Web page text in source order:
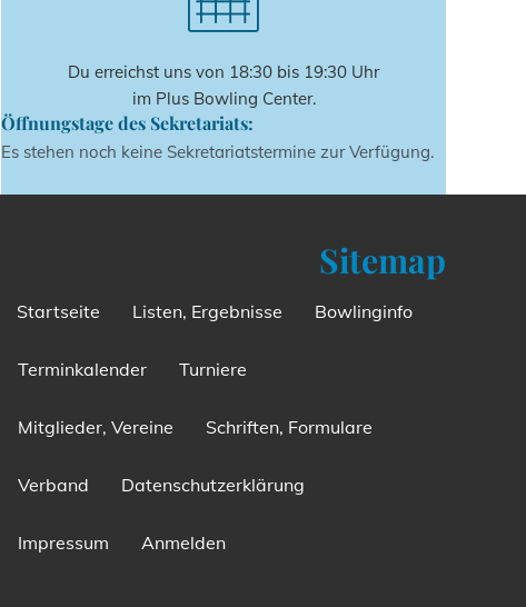
Du erreichst uns von 18:30 bis 19:30 Uhr
im Plus Bowling Center.
Öffnungstage des Sekretariats:
Es stehen noch keine Sekretariatstermine zur Verfügung.
Sitemap
Startseite Listen, Ergebnisse Bowlinginfo
Terminkalender Turniere
Mitglieder, Vereine Schriften, Formulare
Verband Datenschutzerklärung
Impressum Anmelden